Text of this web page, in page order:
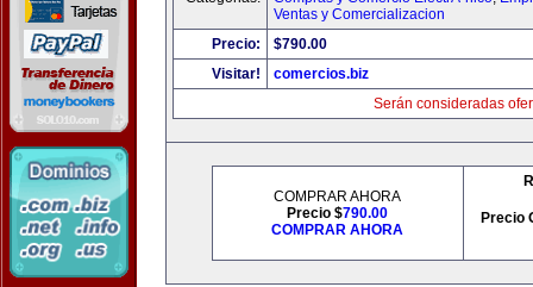
Ventas y Comercializacion
Precio:
$790.00
Visitar!
comercios.biz
Serán consideradas
COMPRAR AHORA
Precio $790.00
COMPRAR AHORA
Precio